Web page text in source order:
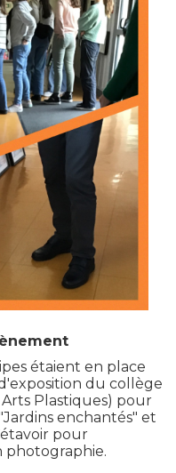
étaient en place
du collège
Plastiques) pour
enchantés" et
pour
photographie.